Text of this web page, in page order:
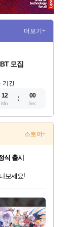
더보기+
모집
기간
11
Min
59
Sec
스토어+
보세요!
보세요!
!
!약하세요!
나보세요!
식 출시
보세요!
나보세요!